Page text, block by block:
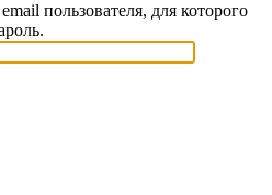
пользователя, для которого